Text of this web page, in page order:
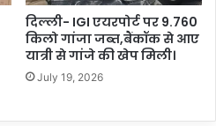
दिल्ली- IGI एयरपोर्ट पर 9.760
किलो गांजा जब्त,बैंकॉक से आए
यात्री से गांजे की खेप मिली।
July 19, 2026